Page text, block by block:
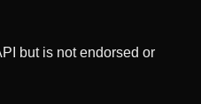
but is not endorsed or